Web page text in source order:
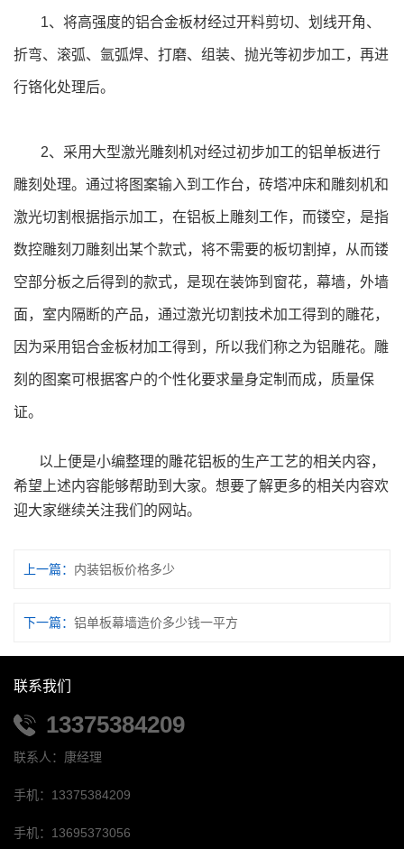
1、将高强度的铝合金板材经过开料剪切、划线开角、
折弯、滚弧、氩弧焊、打磨、组装、抛光等初步加工，再进
行铬化处理后。
2、采用大型激光雕刻机对经过初步加工的铝单板进行
雕刻处理。通过将图案输入到工作台，砖塔冲床和雕刻机和
激光切割根据指示加工，在铝板上雕刻工作，而镂空，是指
数控雕刻刀雕刻出某个款式，将不需要的板切割掉，从而镂
空部分板之后得到的款式，是现在装饰到窗花，幕墙，外墙
面，室内隔断的产品，通过激光切割技术加工得到的雕花，
因为采用铝合金板材加工得到，所以我们称之为铝雕花。雕
刻的图案可根据客户的个性化要求量身定制而成，质量保
证。
以上便是小编整理的雕花铝板的生产工艺的相关内容，
希望上述内容能够帮助到大家。想要了解更多的相关内容欢
迎大家继续关注我们的网站。
上一篇： 内装铝板价格多少
下一篇： 铝单板幕墙造价多少钱一平方
联系我们
13375384209
联系人：康经理
手机：13375384209
手机：13695373056